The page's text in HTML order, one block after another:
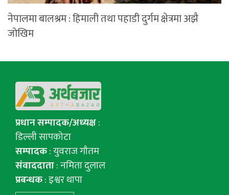
नेपालमा बालश्रम : हिमाली तथा पहाडी दुर्गम क्षेत्रमा अझै
जोखिम
प्रधान सम्पादक/अध्यक्ष:
डिल्ली सापकोटा
सम्पादक: युवराज गाैतम
संवाददाता: नमिता दुलाल
प्रबन्धक: इश्वर थापा